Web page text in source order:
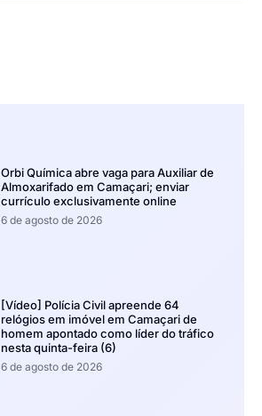
Orbi Química abre vaga para Auxiliar de
Almoxarifado em Camaçari; enviar
currículo exclusivamente online
6 de agosto de 2026
[Vídeo] Polícia Civil apreende 64
relógios em imóvel em Camaçari de
homem apontado como líder do tráfico
nesta quinta-feira (6)
6 de agosto de 2026